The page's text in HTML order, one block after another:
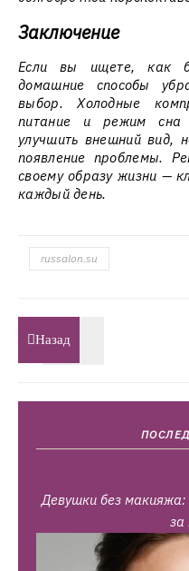
Заключение
Если вы ищете, как
домашние способы
выбор. Холодные
питание и режим сна
улучшить внешний вид,
появление проблемы.
своему образу жизни —
каждый день.
russalon.su
Назад
Девушки без макияжа:
за